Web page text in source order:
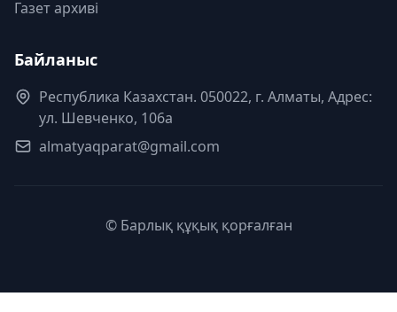
Газет архиві
Байланыс
Республика Казахстан. 050022, г. Алматы, Адрес:
ул. Шевченко, 106а
almatyaqparat@gmail.com
© Барлық құқық қорғалған